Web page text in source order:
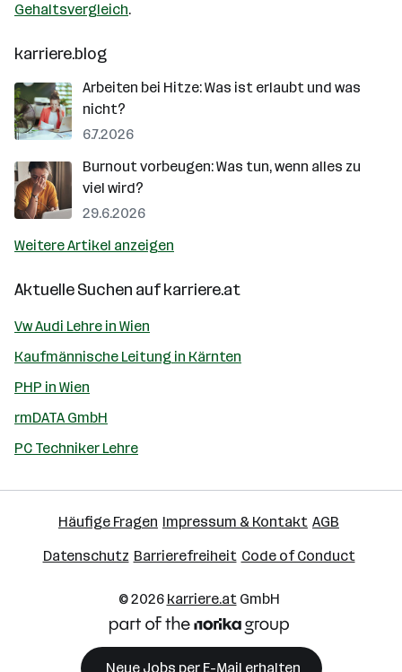
Gehaltsvergleich.
karriere.blog
Arbeiten bei Hitze: Was ist erlaubt und was
nicht?
6.7.2026
Burnout vorbeugen: Was tun, wenn alles zu
viel wird?
29.6.2026
Weitere Artikel anzeigen
Aktuelle Suchen aufkarriere.at
Vw Audi Lehre in Wien
Kaufmännische Leitung in Kärnten
PHP in Wien
rmDATA GmbH
PC Techniker Lehre
Häufige Fragen Impressum & Kontakt AGB
Datenschutz Barrierefreiheit Code of Conduct
© 2026 karriere.atGmbH
Neue Jobs per E-Mail erhalten